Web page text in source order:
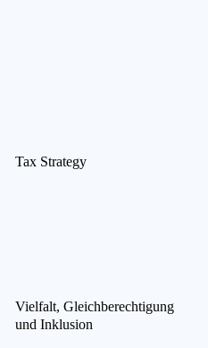
Tax Strategy
Vielfalt, Gleichberechtigung
und Inklusion